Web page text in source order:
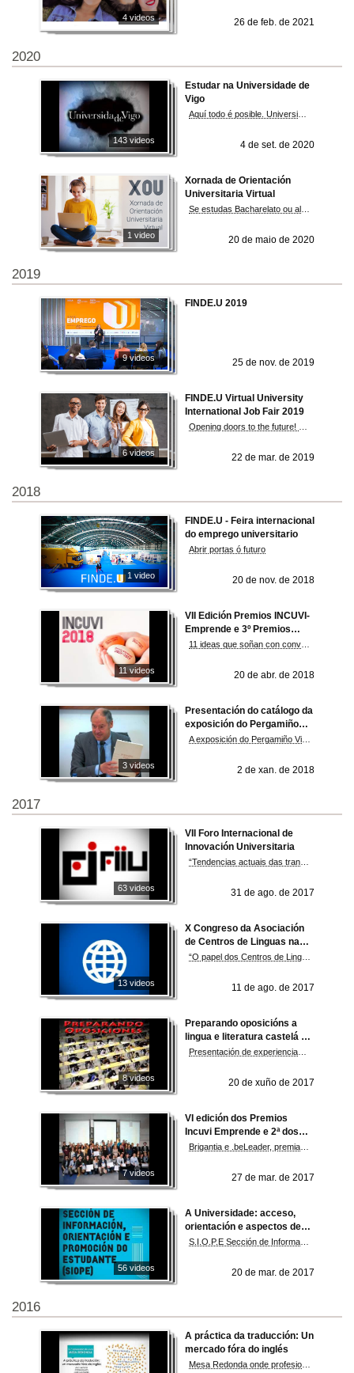
4 videos 26 de feb. de 2021
2020
143 videos
Estudar na Universidade de
Vigo
4 de set. de 2020
1 video
Xornada de Orientación
Universitaria Virtual
20 de maio de 2020
2019
9 videos
FINDE.U 2019
25 de nov. de 2019
6 videos
FINDE.U Virtual University
International Job Fair 2019
22 de mar. de 2019
2018
1 video
FINDE.U - Feira internacional
do emprego universitario
Abrir portas ó futuro
20 de nov. de 2018
11 videos
VII Edición Premios INCUVI-
Emprende e 3º Premios
Incuvi-Avanza 2018
20 de abr. de 2018
3 videos
Presentación do catálogo da
exposición do Pergamiño
Vindel, Un tesouro en sete
2 de xan. de 2018
2017
63 videos
VII Foro Internacional de
Innovación Universitaria
31 de ago. de 2017
13 videos
X Congreso da Asociación
de Centros de Linguas na
Ensinanza Superior (ACLES)
11 de ago. de 2017
8 videos
Preparando oposicións a
lingua e literatura castelá en
secundaria
20 de xuño de 2017
7 videos
VI edición dos Premios
Incuvi Emprende e 2ª dos
Premios Incuvi-Avanza 2017
27 de mar. de 2017
56 videos
A Universidade: acceso,
orientación e aspectos de
interese
20 de mar. de 2017
2016
A práctica da traducción: Un
mercado fóra do inglés